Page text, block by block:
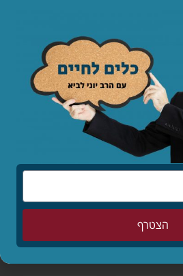
📱
פרשת שבוע סיפורים
הצטרף